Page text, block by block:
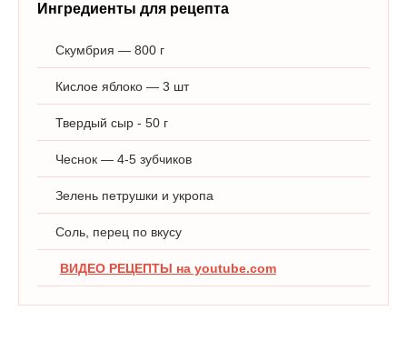
Ингредиенты для рецепта
Скумбрия — 800 г
Кислое яблоко — 3 шт
Твердый сыр - 50 г
Чеснок — 4-5 зубчиков
Зелень петрушки и укропа
Соль, перец по вкусу
ВИДЕО РЕЦЕПТЫ на youtube.com